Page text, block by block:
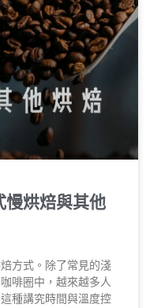
慢烘焙與其他
方式。除了常見的淺
啡圈中，越來越多人
種講究時間與溫度控